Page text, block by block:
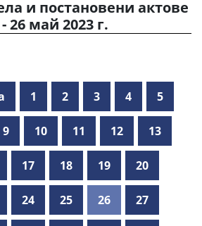
и постановени актове
26 май 2023 г.
1 2 3 4 5
9 10 11 12 13
17 18 19 20
24 25 26 27